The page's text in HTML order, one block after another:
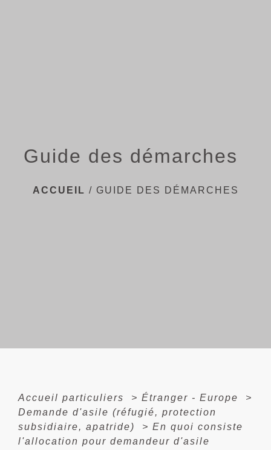
Guide des démarches
ACCUEIL / GUIDE DES DÉMARCHES
Accueil particuliers > Étranger - Europe
>
Demande d'asile (réfugié, protection
subsidiaire, apatride)
> En quoi consiste
l'allocation pour demandeur d'asile